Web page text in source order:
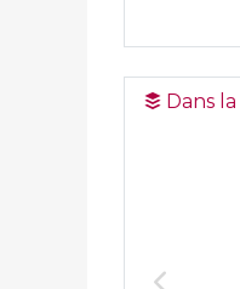
Dans